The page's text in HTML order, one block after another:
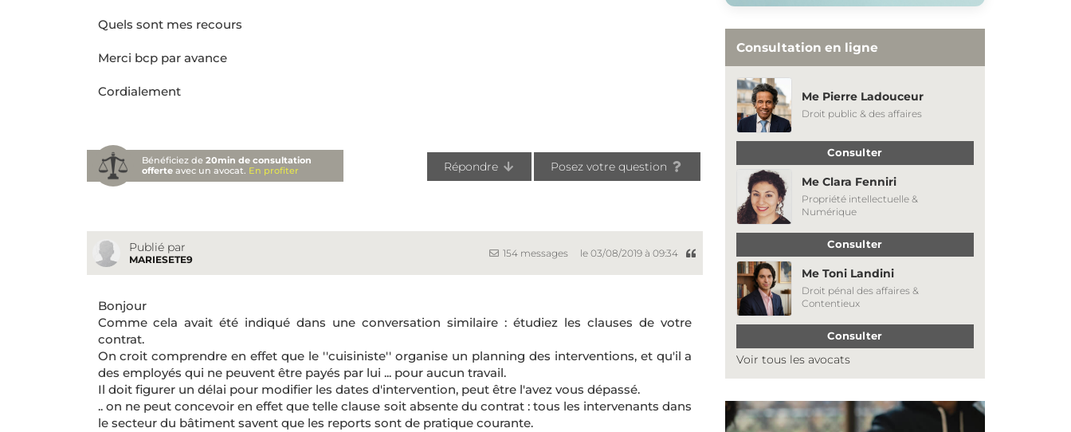
Quels sont mes recours
Merci bcp par avance
Cordialement
Bénéficiez de20min de consultation
offerte avec un avocat. En profiter Répondre Posez votre question
Publié par
MARIESETE9
154 messages le 03/08/2019 à 09:34
Bonjour
Comme cela avait été indiqué dans une conversation similaire : étudiez les clauses de votre
contrat.
On croit comprendre en effet que le ''cuisiniste'' organise un planning des interventions, et qu'il a
des employés qui ne peuvent être payés par lui ... pour aucun travail.
Il doit figurer un délai pour modifier les dates d'intervention, peut être l'avez vous dépassé.
.. on ne peut concevoir en effet que telle clause soit absente du contrat : tous les intervenants dans
le secteur du bâtiment savent que les reports sont de pratique courante.
Consultation en ligne
Me Pierre Ladouceur
Droit public & des affaires
Consulter
Me Clara Fenniri
Propriété intellectuelle &
Numérique
Consulter
Me Toni Landini
Droit pénal des affaires &
Contentieux
Consulter
Voir tous les avocats